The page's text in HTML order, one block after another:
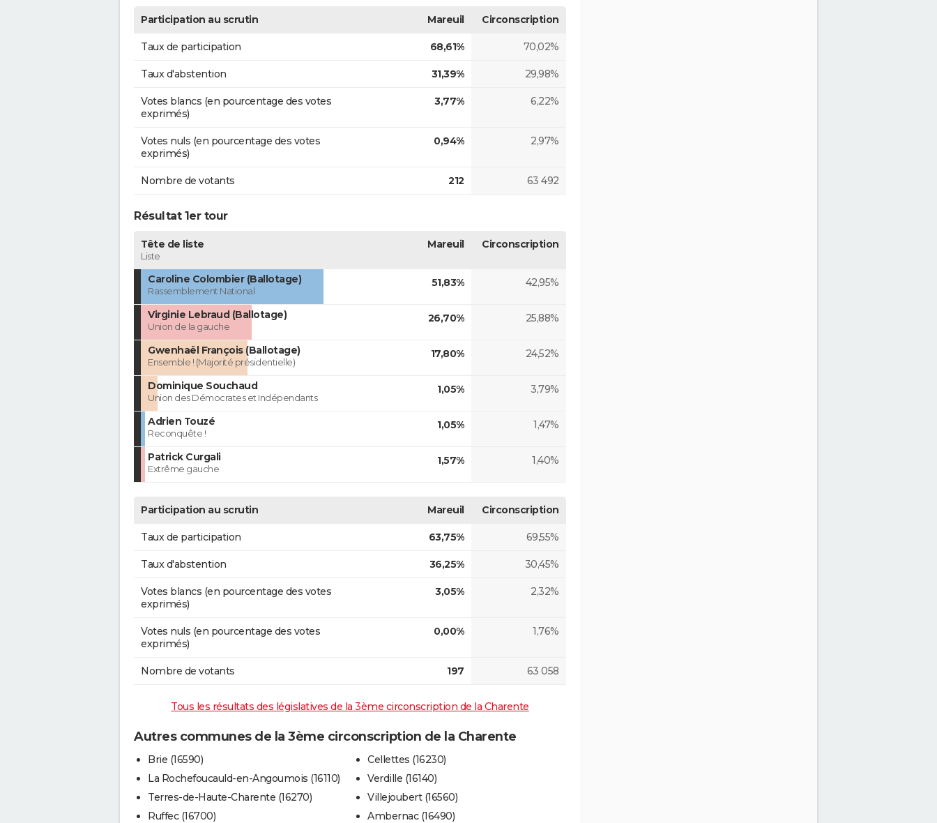
Participation au scrutin Mareuil Circonscription
Taux de participation 68,61% 70,02%
Taux d'abstention 31,39% 29,98%
Votes blancs (en pourcentage des votes
exprimés)
3,77% 6,22%
Votes nuls (en pourcentage des votes
exprimés)
0,94% 2,97%
Nombre de votants 212 63 492
Résultat 1er tour
Tête de liste
Liste
Mareuil Circonscription
Caroline Colombier (Ballotage)
Rassemblement National
51,83% 42,95%
Virginie Lebraud (Ballotage)
Union de la gauche
26,70% 25,88%
Gwenhaël François (Ballotage)
Ensemble ! (Majorité présidentielle)
17,80% 24,52%
Dominique Souchaud
Union des Démocrates et Indépendants
1,05% 3,79%
Adrien Touzé
Reconquête !
1,05% 1,47%
Patrick Curgali
Extrême gauche
1,57% 1,40%
Participation au scrutin Mareuil Circonscription
Taux de participation 63,75% 69,55%
Taux d'abstention 36,25% 30,45%
Votes blancs (en pourcentage des votes
exprimés)
3,05% 2,32%
Votes nuls (en pourcentage des votes
exprimés)
0,00% 1,76%
Nombre de votants 197 63 058
Tous les résultats des législatives de la 3ème circonscription de la Charente
Autres communes de la 3ème circonscription de la Charente
Brie (16590)
La Rochefoucauld-en-Angoumois (16110)
Terres-de-Haute-Charente (16270)
Ruffec (16700)
Cellettes (16230)
Verdille (16140)
Villejoubert (16560)
Ambernac (16490)